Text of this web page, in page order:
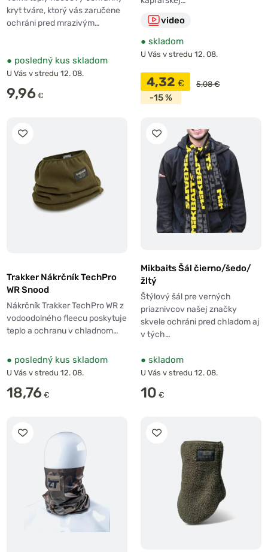
kryt tváre, ktorý vás zaručene
ochráni pred mrazivým…
● posledný kus skladom
U Vás v stredu 12. 08.
9,96 €
video
● skladom
U Vás v stredu 12. 08.
4,32 € 5,08 €
-15 %
Trakker Nákrčník TechPro
WR Snood
Nákrčník Trakker TechPro WR z
vodoodolného fleecu poskytuje
teplo a ochranu v chladnom…
● posledný kus skladom
U Vás v stredu 12. 08.
18,76 €
Mikbaits Šál čierno/šedo/
žltý
Štýlový šál pre verných
priaznivcov našej značky
skvele ochráni pred chladom aj
v tých…
● skladom
U Vás v stredu 12. 08.
10 €